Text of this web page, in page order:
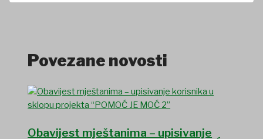
Povezane novosti
Obavijest mještanima – upisivanje